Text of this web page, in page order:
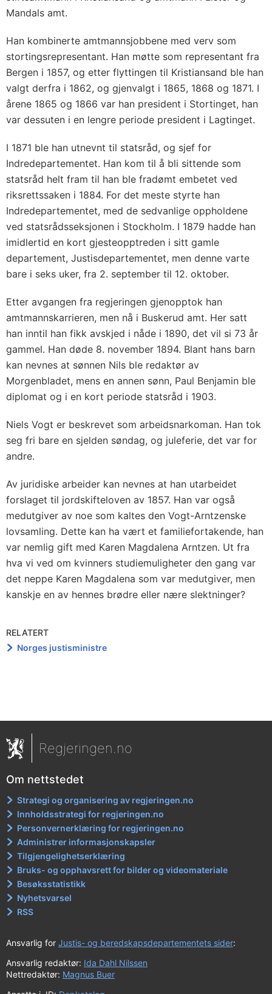
Mandals amt.
Han kombinerte amtmannsjobbene med verv som
stortingsrepresentant. Han møtte som representant fra
Bergen i 1857, og etter flyttingen til Kristiansand ble han
valgt derfra i 1862, og gjenvalgt i 1865, 1868 og 1871. I
årene 1865 og 1866 var han president i Stortinget, han
var dessuten i en lengre periode president i Lagtinget.
I 1871 ble han utnevnt til statsråd, og sjef for
Indredepartementet. Han kom til å bli sittende som
statsråd helt fram til han ble fradømt embetet ved
riksrettssaken i 1884. For det meste styrte han
Indredepartementet, med de sedvanlige oppholdene
ved statsrådsseksjonen i Stockholm. I 1879 hadde han
imidlertid en kort gjesteopptreden i sitt gamle
departement, Justisdepartementet, men denne varte
bare i seks uker, fra 2. september til 12. oktober.
Etter avgangen fra regjeringen gjenopptok han
amtmannskarrieren, men nå i Buskerud amt. Her satt
han inntil han fikk avskjed i nåde i 1890, det vil si 73 år
gammel. Han døde 8. november 1894. Blant hans barn
kan nevnes at sønnen Nils ble redaktør av
Morgenbladet, mens en annen sønn, Paul Benjamin ble
diplomat og i en kort periode statsråd i 1903.
Niels Vogt er beskrevet som arbeidsnarkoman. Han tok
seg fri bare en sjelden søndag, og juleferie, det var for
andre.
Av juridiske arbeider kan nevnes at han utarbeidet
forslaget til jordskifteloven av 1857. Han var også
medutgiver av noe som kaltes den Vogt-Arntzenske
lovsamling. Dette kan ha vært et familiefortakende, han
var nemlig gift med Karen Magdalena Arntzen. Ut fra
hva vi ved om kvinners studiemuligheter den gang var
det neppe Karen Magdalena som var medutgiver, men
kanskje en av hennes brødre eller nære slektninger?
RELATERT
Norges justisministre
Regjeringen.no
Om nettstedet
Strategi og organisering av regjeringen.no
Innholdsstrategi for regjeringen.no
Personvernerklæring for regjeringen.no
Administrer informasjonskapsler
Tilgjengelighetserklæring
Bruks- og opphavsrett for bilder og videomateriale
Besøksstatistikk
Nyhetsvarsel
RSS
Ansvarlig for Justis- og beredskapsdepartementets sider:
Ansvarlig redaktør: Ida Dahl Nilssen
Nettredaktør: Magnus Buer